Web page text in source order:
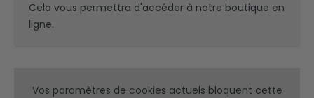
Cela vous permettra d'accéder à notre boutique en
ligne.
Vos paramètres de cookies actuels bloquent cette